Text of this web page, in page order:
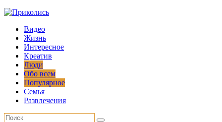
Видео
Жизнь
Интересное
Креатив
Люди
Обо всем
Популярное
Семья
Развлечения